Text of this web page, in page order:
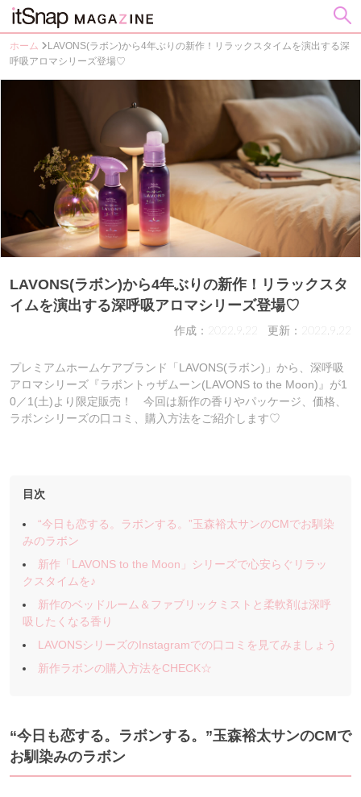
ホーム
LAVONS(ラボン)から4年ぶりの新作！リラックスタイムを演出する深
呼吸アロマシリーズ登場♡
LAVONS(ラボン)から4年ぶりの新作！リラックスタ
イムを演出する深呼吸アロマシリーズ登場♡
作成：2022.9.22 更新：2022.9.22
プレミアムホームケアブランド「LAVONS(ラボン)」から、深呼吸
アロマシリーズ『ラボントゥザムーン(LAVONS to the Moon)』が1
0／1(土)より限定販売！ 今回は新作の香りやパッケージ、価格、
ラボンシリーズの口コミ、購入方法をご紹介します♡
目次
“今日も恋する。ラボンする。”玉森裕太サンのCMでお馴染
みのラボン
新作「LAVONS to the Moon」シリーズで心安らぐリラッ
クスタイムを♪
新作のベッドルーム＆ファブリックミストと柔軟剤は深呼
吸したくなる香り
LAVONSシリーズのInstagramでの口コミを見てみましょう
新作ラボンの購入方法をCHECK☆
“今日も恋する。ラボンする。”玉森裕太サンのCMで
お馴染みのラボン